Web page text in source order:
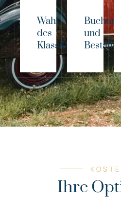
Wahl
des
Klassikers!
Buchung
und
Ihre